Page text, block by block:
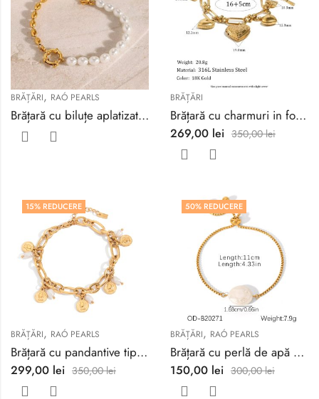
BRĂȚĂRI, RAÓ PEARLS
Brățară cu biluțe aplatizate și perle
BRĂȚĂRI
Brățară cu charmuri in formă de inimă
269,00 lei 350,00lei
15% REDUCERE
BRĂȚĂRI, RAÓ PEARLS
Brățară cu pandantive tip monedă și perle naturale
299,00 lei 350,00lei
50% REDUCERE
BRĂȚĂRI, RAÓ PEARLS
Brățară cu perlă de apă dulce
150,00 lei 300,00lei